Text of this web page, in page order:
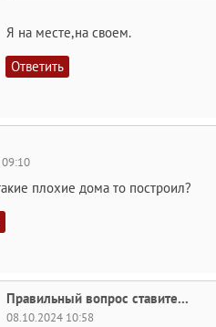
Я на месте,на своем.
Ответить
плохие дома то построил?
Правильный вопрос ставите...
08.10.2024 10:58